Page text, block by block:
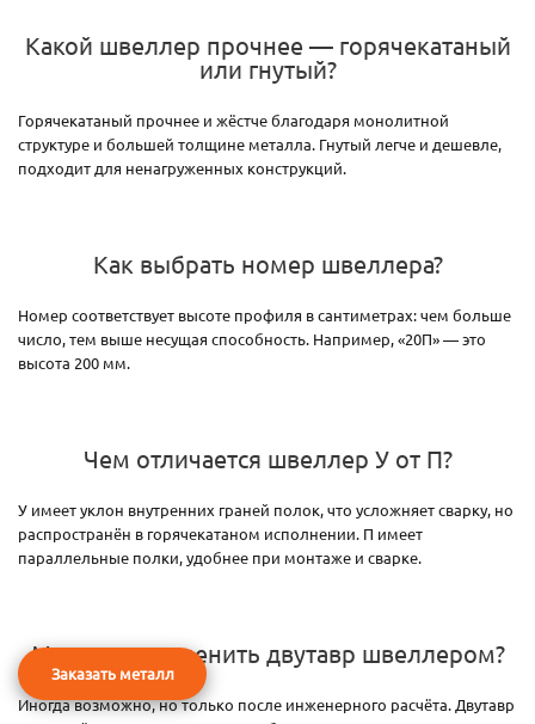
Какой швеллер прочнее — горячекатаный
или гнутый?
Горячекатаный прочнее и жёстче благодаря монолитной
структуре и большей толщине металла. Гнутый легче и дешевле,
подходит для ненагруженных конструкций.
Как выбрать номер швеллера?
Номер соответствует высоте профиля в сантиметрах: чем больше
число, тем выше несущая способность. Например, «20П» — это
высота 200 мм.
Чем отличается швеллер У от П?
У имеет уклон внутренних граней полок, что усложняет сварку, но
распространён в горячекатаном исполнении. П имеет
параллельные полки, удобнее при монтаже и сварке.
Можно ли заменить двутавр швеллером?
Иногда возможно, но только после инженерного расчёта. Двутавр
Заказать металл